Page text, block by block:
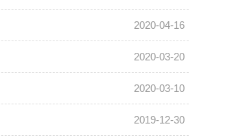
2020-04-16
2020-03-20
2020-03-10
2019-12-30